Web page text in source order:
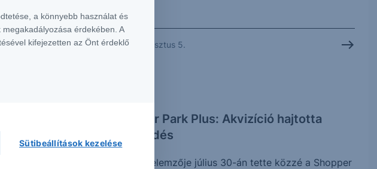
kapcsolatos opciókkal,
a Társaság, annak társult
lépést megtesz az
amelyek
adott esetben
saját számlás
és igazgatási megoldások,
Az azonosított
2026. augusztus 5.
Shopper Park Plus: Akvizíció hajtotta
növekedés
Az Erste elemzője július 30-án tette közzé a Shopper
a könnyebb használat és
érdekében. A
kifejezetten az Önt érdeklő
Sütibeállítások kezelése